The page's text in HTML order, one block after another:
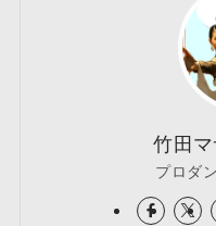
竹田
プロダ